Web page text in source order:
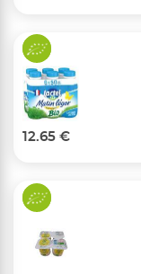
12.65 €